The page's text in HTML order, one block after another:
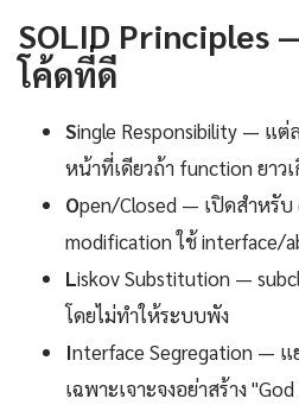
SOLID Principles
โค้ดที่ดี
Single Responsibility — แ
หน้าที่เดียวถ้า function ยาว
Open/Closed — เปิดสำหรั
modification ใช้ interface/
Liskov Substitution —
โดยไม่ทำให้ระบบพัง
Interface Segregation — แ
เฉพาะเจาะจงอย่าสร้าง